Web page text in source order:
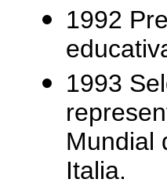
1992
1993
Mundial
Italia.